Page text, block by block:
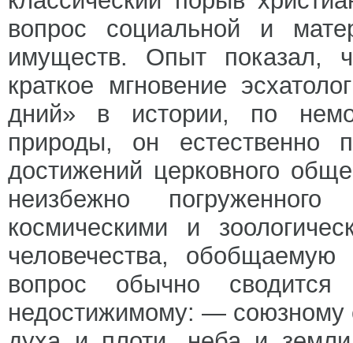
вопрос социальной и
имуществ. Опыт показал,
краткое мгновение
дний» в истории, по
природы, он естественно
достижений церковного
неизбежно
космическими и
человечества,
вопрос обычно
недостижимому: — союзному